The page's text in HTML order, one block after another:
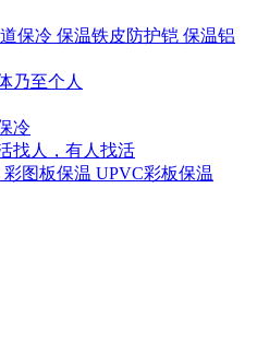
保冷 保温铁皮防护铠 保温铝
乃至个人
冷
找人，有人找活
图板保温 UPVC彩板保温